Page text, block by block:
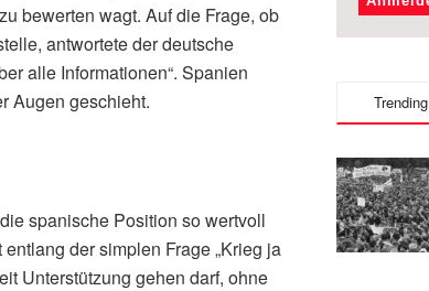
bewerten wagt. Auf die Frage, ob
antwortete der deutsche
alle Informationen“. Spanien
Augen geschieht.
spanische Position so wertvoll
der simplen Frage „Krieg ja
Unterstützung gehen darf, ohne
Trending